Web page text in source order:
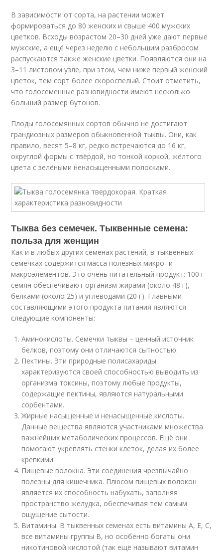
В зависимости от сорта, на растении может
формироваться до 80 женских и свыше 400 мужских
цветков. Всходы возрастом 20–30 дней уже дают первые
мужские, а ещё через неделю с небольшим разбросом
распускаются также женские цветки. Появляются они на
3–11 листовом узле, при этом, чем ниже первый женский
цветок, тем сорт более скороспелый. Стоит отметить,
что голосеменные разновидности имеют несколько
больший размер бутонов.
Плоды голосемянных сортов обычно не достигают
грандиозных размеров обыкновенной тыквы. Они, как
правило, весят 5–8 кг, редко встречаются до 16 кг,
округлой формы с твёрдой, но тонкой коркой, жёлтого
цвета с зелёными ненасыщенными полосками.
Тыква без семечек. Тыквенные семена:
польза для женщин
Как и в любых других семенах растений, в тыквенных
семечках содержится масса полезных микро- и
макроэлементов. Это очень питательный продукт: 100 г
семян обеспечивают организм жирами (около 48 г),
белками (около 25) и углеводами (20 г). Главными
составляющими этого продукта питания являются
следующие компоненты:
Аминокислоты. Семечки тыквы – ценный источник
белков, поэтому они отличаются сытностью.
Пектины. Эти природные полисахариды
характеризуются своей способностью выводить из
организма токсины, поэтому любые продукты,
содержащие пектины, являются натуральными
сорбентами.
Жирные насыщенные и ненасыщенные кислоты.
Данные вещества являются участниками множества
важнейших метаболических процессов. Ещё они
помогают укреплять стенки клеток, делая их более
крепкими.
Пищевые волокна. Эти соединения чрезвычайно
полезны для кишечника. Плюсом пищевых волокон
является их способность набухать, заполняя
пространство желудка, обеспечивая тем самым
ощущение сытости.
Витамины. В тыквенных семенах есть витамины А, Е, С,
все витамины группы В, но особенно богаты они
никотиновой кислотой (так ещё называют витамин